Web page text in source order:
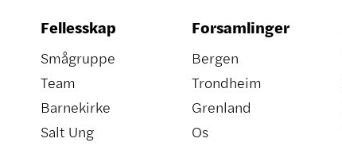
Fellesskap
Smågruppe
Team
Barnekirke
Salt Ung
Forsamlinger
Bergen
Trondheim
Grenland
Os